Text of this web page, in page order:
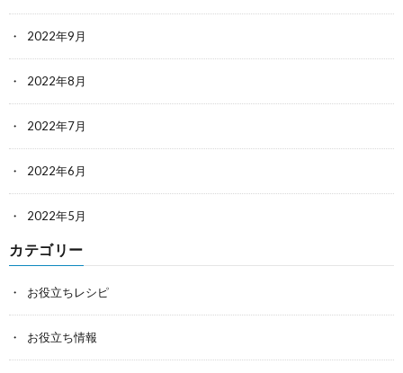
2022年9月
2022年8月
2022年7月
2022年6月
2022年5月
カテゴリー
お役立ちレシピ
お役立ち情報